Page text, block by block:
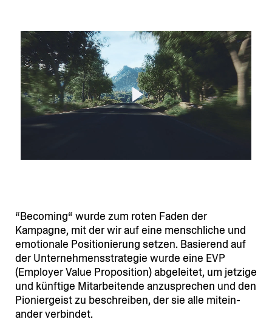
“Becoming“ wurde zum roten Faden der
Kampagne, mit der wir auf eine mensch­liche und
emotionale Positio­nierung setzen. Basierend auf
der Unter­neh­mens­stra­tegie wurde eine EVP
(Employer Value Propo­sition) abgeleitet, um jetzige
und künftige Mitar­bei­tende anzusprechen und den
Pionier­geist zu beschreiben, der sie alle mitein­
ander verbindet.